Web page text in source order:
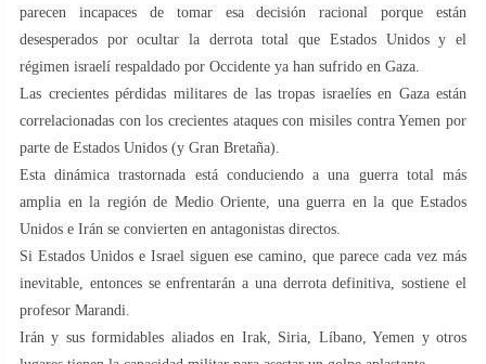
parecen incapaces de tomar esa decisión racional porque están
desesperados por ocultar la derrota total que Estados Unidos y el
régimen israelí respaldado por Occidente ya han sufrido en Gaza.
Las crecientes pérdidas militares de las tropas israelíes en Gaza están
correlacionadas con los crecientes ataques con misiles contra Yemen por
parte de Estados Unidos (y Gran Bretaña).
Esta dinámica trastornada está conduciendo a una guerra total más
amplia en la región de Medio Oriente, una guerra en la que Estados
Unidos e Irán se convierten en antagonistas directos.
Si Estados Unidos e Israel siguen ese camino, que parece cada vez más
inevitable, entonces se enfrentarán a una derrota definitiva, sostiene el
profesor Marandi.
Irán y sus formidables aliados en Irak, Siria, Líbano, Yemen y otros